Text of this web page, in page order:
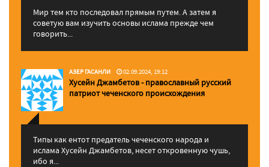
Мир тем кто последовал прямым путем. А затем я
советую вам изучить основы ислама прежде чем
говорить...
АЗЕР ГАСАНЛИ 02.09.2024, 19:12
Хусейн Джамбетов - православный русский
патриот чеченского происхождения
Типы как ентот предатель чеченского народа и
ислама Хусейн Джамбетов, несет откровенную чушь,
ибо я...